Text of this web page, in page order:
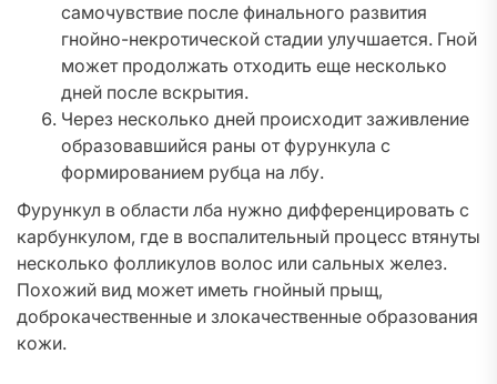
самочувствие после финального развития
гнойно-некротической стадии улучшается. Гной
может продолжать отходить еще несколько
дней после вскрытия.
Через несколько дней происходит заживление
образовавшийся раны от фурункула с
формированием рубца на лбу.
Фурункул в области лба нужно дифференцировать с
карбункулом, где в воспалительный процесс втянуты
несколько фолликулов волос или сальных желез.
Похожий вид может иметь гнойный прыщ,
доброкачественные и злокачественные образования
кожи.